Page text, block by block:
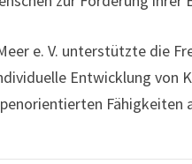
e. V. unterstützte die
Entwicklung von
Fähigkeiten